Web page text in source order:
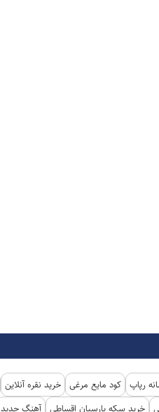
رپاپ کود مایع مرغی خرید نقره آنلاین
خرید سکه پارسیان اقساطی آهنگ جدید